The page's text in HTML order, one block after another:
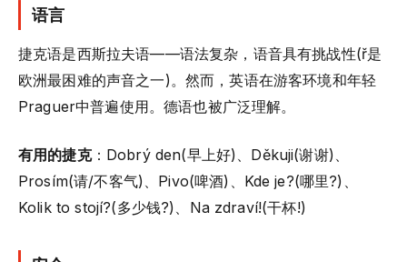
语言
捷克语是西斯拉夫语——语法复杂，语音具有挑战性(ř是
欧洲最困难的声音之一)。然而，英语在游客环境和年轻
Praguer中普遍使用。德语也被广泛理解。
有用的捷克：Dobrý den(早上好)、Děkuji(谢谢)、
Prosím(请/不客气)、Pivo(啤酒)、Kde je?(哪里?)、
Kolik to stojí?(多少钱?)、Na zdraví!(干杯!)